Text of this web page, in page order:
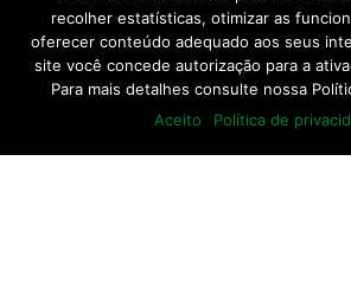
55 (16) 3411.5000
casale@casale.com.br
recolher estatísticas, otimizar as
oferecer conteúdo adequado aos seus
site você concede autorização para a
Para mais detalhes consulte nossa
Aceito
Política de